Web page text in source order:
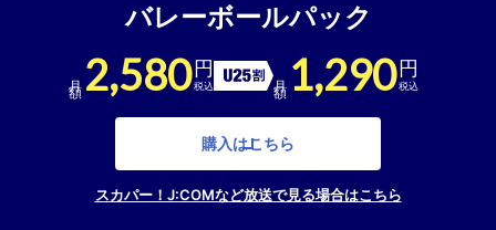
バレーボールパック
2,580円
税込 U25割引
月額 1,290円
税込
購入はこちら
スカパー！J:COMなど放送で見る場合はこちら